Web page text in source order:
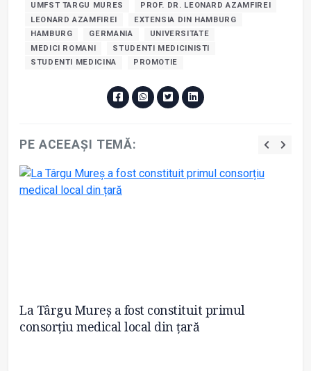
UMFST TARGU MURES
PROF. DR. LEONARD AZAMFIREI
LEONARD AZAMFIREI
EXTENSIA DIN HAMBURG
HAMBURG
GERMANIA
UNIVERSITATE
MEDICI ROMANI
STUDENTI MEDICINISTI
STUDENTI MEDICINA
PROMOTIE
PE ACEEAȘI TEMĂ:
La Târgu Mureș a fost constituit primul
consorțiu medical local din țară